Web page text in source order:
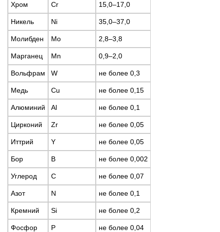
Хром
Cr 15,0–17,0
Никель Ni 35,0–37,0
Молибден Mo 2,8–3,8
Марганец Mn 0,9–2,0
Вольфрам W не более 0,3
Медь Cu не более 0,15
Алюминий Al не более 0,1
Цирконий Zr не более 0,05
Иттрий Y не более 0,05
Бор B не более 0,002
Углерод C не более 0,07
Азот N не более 0,1
Кремний Si не более 0,2
Фосфор P не более 0,04